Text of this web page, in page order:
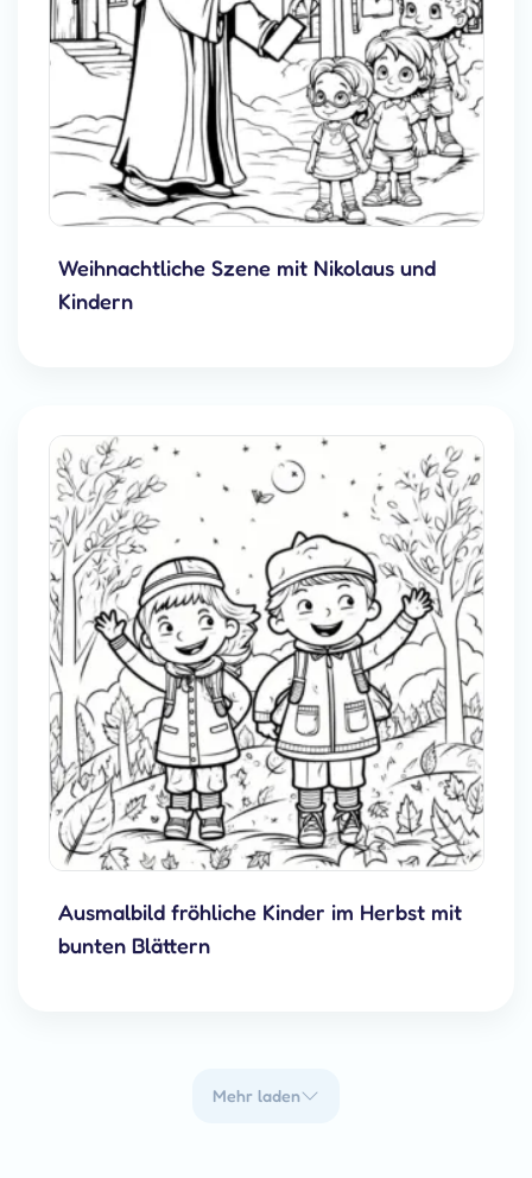
Weihnachtliche Szene mit Nikolaus und
Kindern
Ausmalbild fröhliche Kinder im Herbst mit
bunten Blättern
Mehr laden